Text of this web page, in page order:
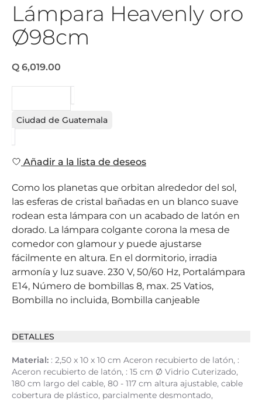
Lámpara Heavenly oro
Ø98cm
Q 6,019.00
Ciudad de Guatemala
Añadir a la lista de deseos
Como los planetas que orbitan alrededor del sol,
las esferas de cristal bañadas en un blanco suave
rodean esta lámpara con un acabado de latón en
dorado. La lámpara colgante corona la mesa de
comedor con glamour y puede ajustarse
fácilmente en altura. En el dormitorio, irradia
armonía y luz suave. 230 V, 50/60 Hz, Portalámpara
E14, Número de bombillas 8, max. 25 Vatios,
Bombilla no incluida, Bombilla canjeable
DETALLES
Material: : 2,50 x 10 x 10 cm Aceron recubierto de latón, :
Aceron recubierto de latón, : 15 cm Ø Vidrio Cuterizado,
180 cm largo del cable, 80 - 117 cm altura ajustable, cable
cobertura de plástico, parcialmente desmontado,